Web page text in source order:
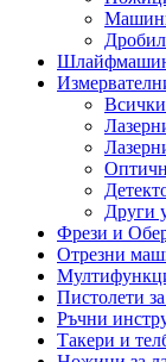
Други
Фрези и
Отрезни
Пистолети
Ръчни
Такери и